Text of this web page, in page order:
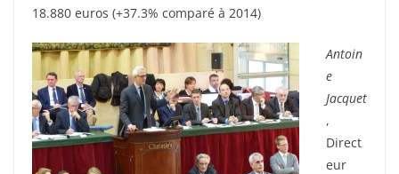
18.880 euros (+37.3% comparé à 2014)
Antoin
e
Jacquet
,
Direct
eur